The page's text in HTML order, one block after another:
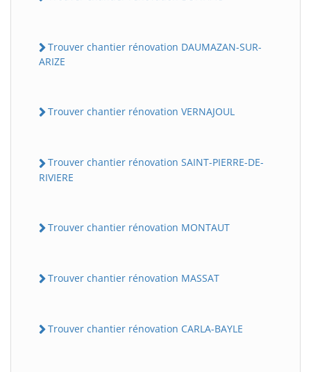
Trouver chantier rénovation DAUMAZAN-SUR-
ARIZE
Trouver chantier rénovation VERNAJOUL
Trouver chantier rénovation SAINT-PIERRE-DE-
RIVIERE
Trouver chantier rénovation MONTAUT
Trouver chantier rénovation MASSAT
Trouver chantier rénovation CARLA-BAYLE